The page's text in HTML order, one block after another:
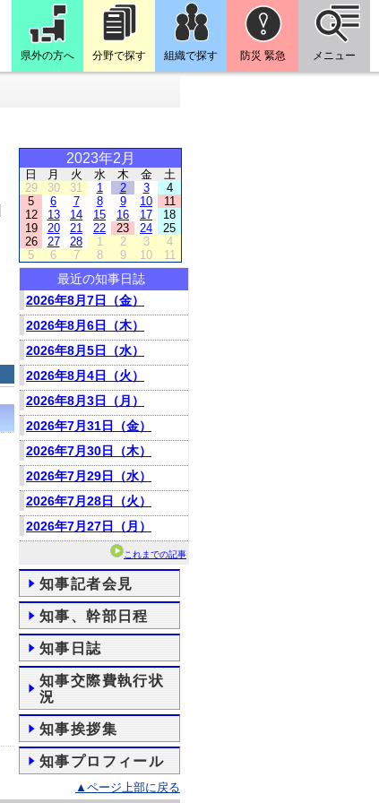
県外の方へ 分野で探す 組織で探す 防災 緊急 メニュー
2023年2月
日 月 火 水 木 金
土
29
30 31 1 2 3
4
5
6 7 8 9 10
11
12
13 14 15 16 17
18
19
20 21 22 23 24
25
26
27 28 1 2 3
4
5
6 7 8 9 10 11
最近の知事日誌
2026年8月7日（金）
2026年8月6日（木）
2026年8月5日（水）
2026年8月4日（火）
2026年8月3日（月）
2026年7月31日（金）
2026年7月30日（木）
2026年7月29日（水）
2026年7月28日（火）
2026年7月27日（月）
これまでの記事
知事記者会見
知事、幹部日程
知事日誌
知事交際費執行状
況
知事挨拶集
知事プロフィール
▲ページ上部に戻る